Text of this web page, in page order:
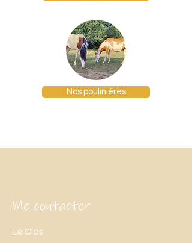
Nos poulinières
Me contacter
Le Clos